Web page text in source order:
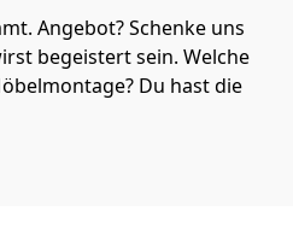
Angebot? Schenke uns
begeistert sein. Welche
Du hast die